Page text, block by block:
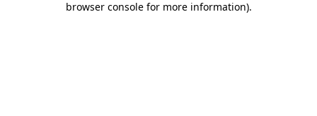
browser console for more information).